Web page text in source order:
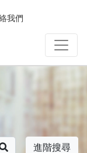
我們
進階搜尋